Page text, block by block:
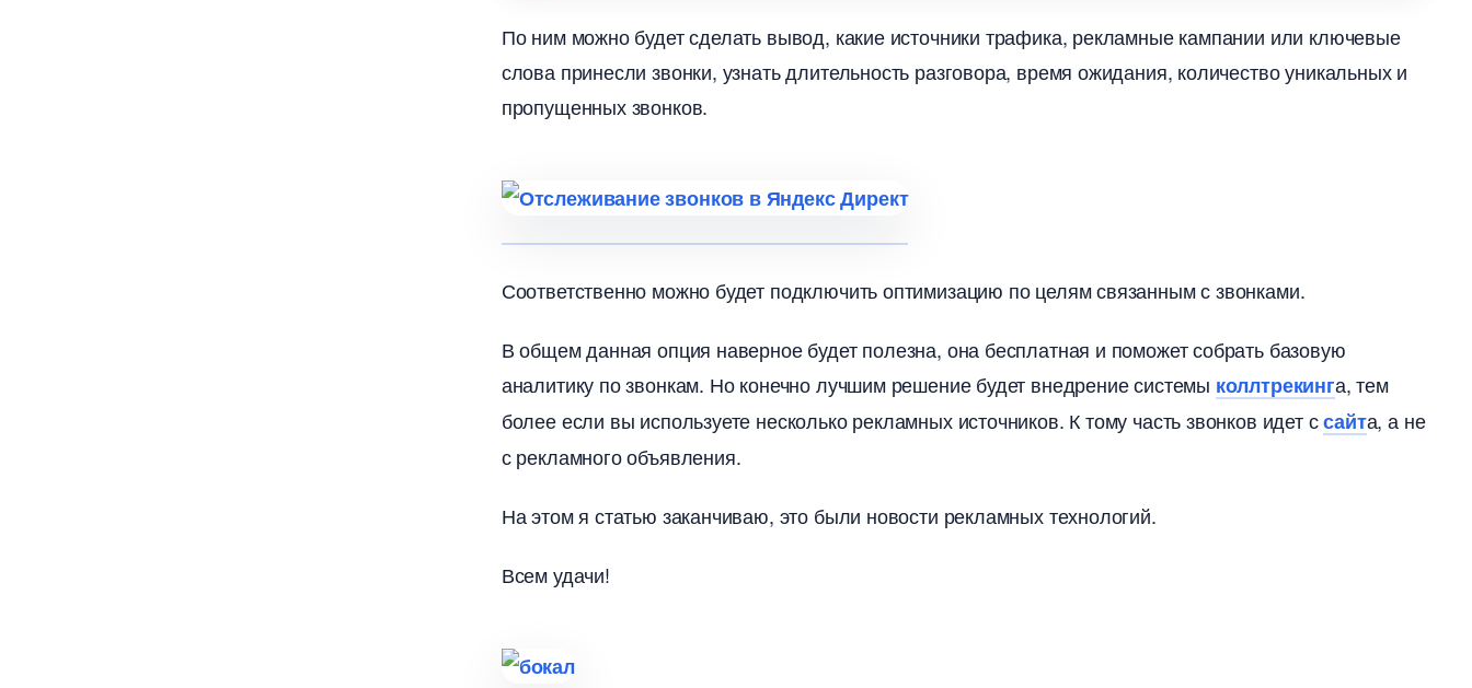
По ним можно будет сделать вывод, какие источники трафика, рекламные кампании или ключевые
слова принесли звонки, узнать длительность разговора, время ожидания, количество уникальных и
пропущенных звонков.
Соответственно можно будет подключить оптимизацию по целям связанным с звонками.
общем данная опция наверное будет полезна, она бесплатная и поможет собрать базовую
аналитику по звонкам. Но конечно лучшим решение будет внедрение системы коллтрекина, тем
олее если вы используете несколько рекламных источников. К тому часть звонков идет ссайта, а не
с рекламного объявления.
На этом я статью заканчиваю, это были новости рекламных технологий.
сем удачи!